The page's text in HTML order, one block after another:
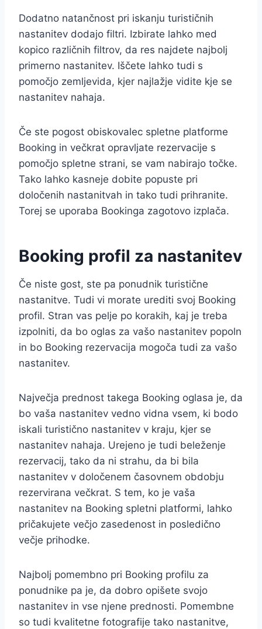
Dodatno natančnost pri iskanju turističnih
nastanitev dodajo filtri. Izbirate lahko med
kopico različnih filtrov, da res najdete najbolj
primerno nastanitev. Iščete lahko tudi s
pomočjo zemljevida, kjer najlažje vidite kje se
nastanitev nahaja.
Če ste pogost obiskovalec spletne platforme
Booking in večkrat opravljate rezervacije s
pomočjo spletne strani, se vam nabirajo točke.
Tako lahko kasneje dobite popuste pri
določenih nastanitvah in tako tudi prihranite.
Torej se uporaba Bookinga zagotovo izplača.
Booking profil za nastanitev
Če niste gost, ste pa ponudnik turistične
nastanitve. Tudi vi morate urediti svoj Booking
profil. Stran vas pelje po korakih, kaj je treba
izpolniti, da bo oglas za vašo nastanitev popoln
in bo Booking rezervacija mogoča tudi za vašo
nastanitev.
Največja prednost takega Booking oglasa je, da
bo vaša nastanitev vedno vidna vsem, ki bodo
iskali turistično nastanitev v kraju, kjer se
nastanitev nahaja. Urejeno je tudi beleženje
rezervacij, tako da ni strahu, da bi bila
nastanitev v določenem časovnem obdobju
rezervirana večkrat. S tem, ko je vaša
nastanitev na Booking spletni platformi, lahko
pričakujete večjo zasedenost in posledično
večje prihodke.
Najbolj pomembno pri Booking profilu za
ponudnike pa je, da dobro opišete svojo
nastanitev in vse njene prednosti. Pomembne
so tudi kvalitetne fotografije tako nastanitve,